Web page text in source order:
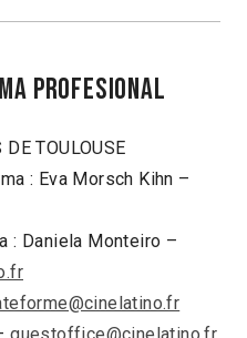
Profesional
DE TOULOUSE
: Eva Morsch Kihn –
: Daniela Monteiro –